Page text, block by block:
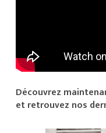
Découvrez
et retrouvez nos